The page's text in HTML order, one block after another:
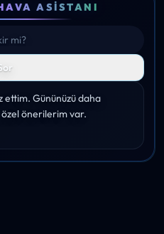
ASISTANI
ettim. Gününüzü daha
önerilerim var.